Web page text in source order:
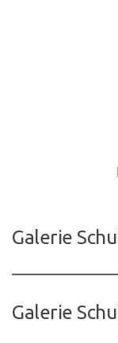
Galerie
Galerie